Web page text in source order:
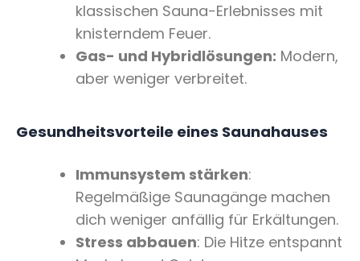
klassischen Sauna-Erlebnisses mit
knisterndem Feuer.
Gas- und Hybridlösungen: Modern,
aber weniger verbreitet.
Gesundheitsvorteile eines Saunahauses
Immunsystem stärken:
Regelmäßige Saunagänge machen
dich weniger anfällig für Erkältungen.
Stress abbauen: Die Hitze entspannt